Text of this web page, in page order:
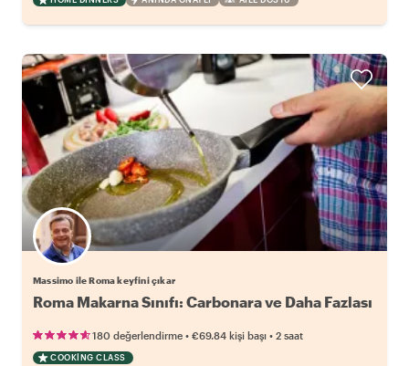
Massimo ile Roma keyfini çıkar
Roma Makarna Sınıfı: Carbonara ve Daha Fazlası
180 değerlendirme • €69.84 kişi başı • 2 saat
COOKING CLASS